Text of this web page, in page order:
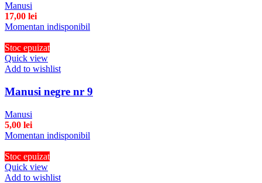
Manusi
17,00 lei
Momentan indisponibil
Stoc epuizat
Quick view
Add to wishlist
Manusi negre nr 9
Manusi
5,00 lei
Momentan indisponibil
Stoc epuizat
Quick view
Add to wishlist